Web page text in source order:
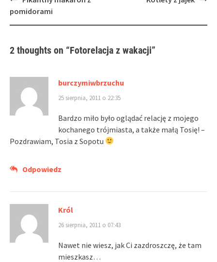
navigation
pomidorami
2 thoughts on “Fotorelacja z wakacji”
burczymiwbrzuchu
25 sierpnia, 2011 o 22:35
Bardzo miło było oglądać relację z mojego
kochanego trójmiasta, a także małą Tosię! –
Pozdrawiam, Tosia z Sopotu
Odpowiedz
Król
26 sierpnia, 2011 o 07:43
Nawet nie wiesz, jak Ci zazdroszczę, że tam
mieszkasz…